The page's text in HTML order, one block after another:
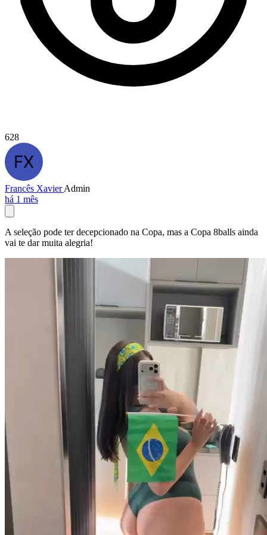
628
Francês XavierAdmin
há 1 mês
A seleção pode ter decepcionado na Copa, mas a Copa 8balls ainda
vai te dar muita alegria!